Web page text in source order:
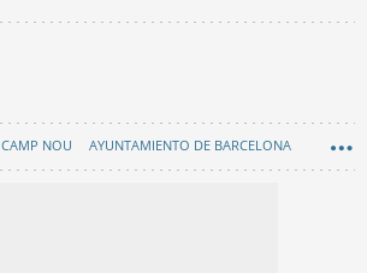
CAMP NOU AYUNTAMIENTO DE BARCELONA